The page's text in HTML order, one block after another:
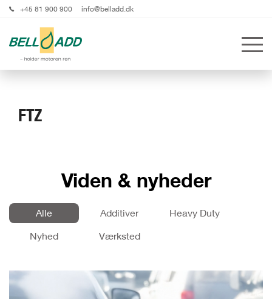
+45 81 900 900 info@belladd.dk
FTZ
Viden & nyheder
Alle Additiver
Heavy Duty
Nyhed
Værksted